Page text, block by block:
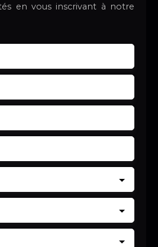
en vous inscrivant à notre